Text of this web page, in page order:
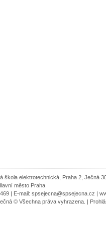
škola elektrotechnická, Praha 2, Ječná
město Praha
| E-mail: spsejecna@spsejecna.cz |
© Všechna práva vyhrazena. |